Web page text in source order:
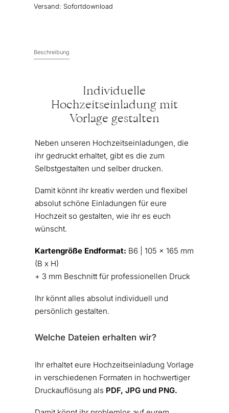
Married”
Versand: Sofortdownload
Beschreibung
Individuelle
Hochzeitseinladung mit
Vorlage gestalten
Neben unseren Hochzeitseinladungen, die
ihr gedruckt erhaltet, gibt es die zum
Selbstgestalten und selber drucken.
Damit könnt ihr kreativ werden und flexibel
absolut schöne Einladungen für eure
Hochzeit so gestalten, wie ihr es euch
wünscht.
Kartengröße Endformat: B6 | 105 x 165 mm
(B x H)
+ 3 mm Beschnitt für professionellen Druck
Ihr könnt alles absolut individuell und
persönlich gestalten.
Welche Dateien erhalten wir?
Ihr erhaltet eure Hochzeitseinladung Vorlage
in verschiedenen Formaten in hochwertiger
Druckauflösung als PDF, JPG und PNG.